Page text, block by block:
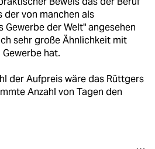
der von manchen als
Gewerbe der Welt" angesehen
sehr große Ähnlichkeit mit
hat.
der Aufpreis wäre das Rüttgers
Anzahl von Tagen den